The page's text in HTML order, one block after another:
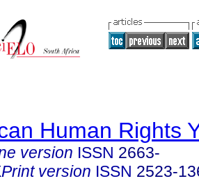
Human Rights
version ISSN 2663-
Print version ISSN 2523-